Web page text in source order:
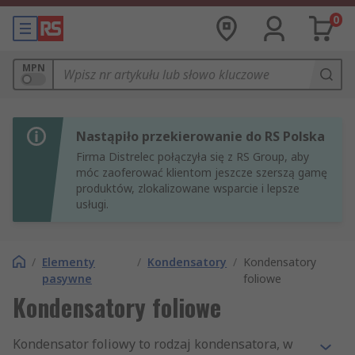
0
MPN
Nastąpiło przekierowanie do RS Polska
Firma Distrelec połączyła się z RS Group, aby
móc zaoferować klientom jeszcze szerszą gamę
produktów, zlokalizowane wsparcie i lepsze
usługi.
/ Elementy
pasywne
/ Kondensatory / Kondensatory
foliowe
Kondensatory foliowe
Kondensator foliowy to rodzaj kondensatora, w